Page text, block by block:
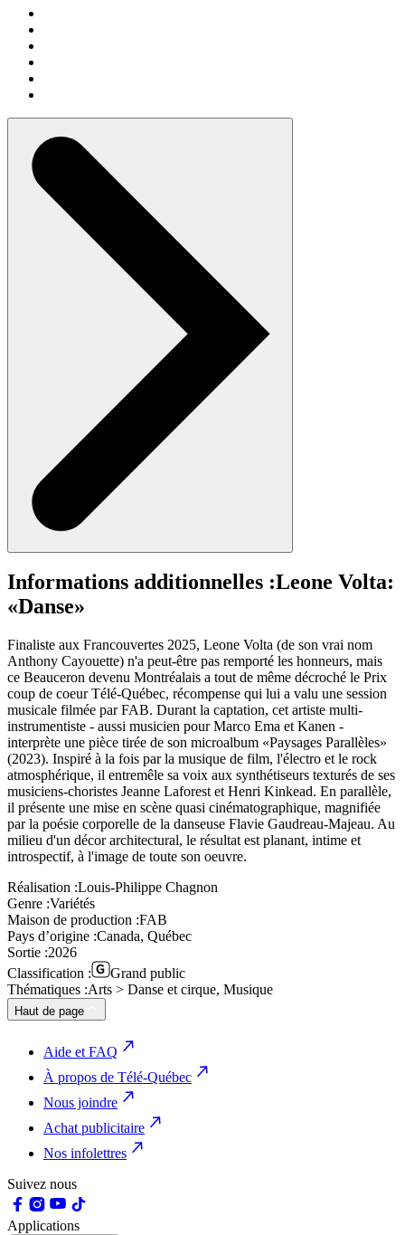
Informations additionnelles :Leone Volta:
«Danse»
Finaliste aux Francouvertes 2025, Leone Volta (de son vrai nom
Anthony Cayouette) n'a peut-être pas remporté les honneurs, mais
ce Beauceron devenu Montréalais a tout de même décroché le Prix
coup de coeur Télé-Québec, récompense qui lui a valu une session
musicale filmée par FAB. Durant la captation, cet artiste multi-
instrumentiste - aussi musicien pour Marco Ema et Kanen -
interprète une pièce tirée de son microalbum «Paysages Parallèles»
(2023). Inspiré à la fois par la musique de film, l'électro et le rock
atmosphérique, il entremêle sa voix aux synthétiseurs texturés de ses
musiciens-choristes Jeanne Laforest et Henri Kinkead. En parallèle,
il présente une mise en scène quasi cinématographique, magnifiée
par la poésie corporelle de la danseuse Flavie Gaudreau-Majeau. Au
milieu d'un décor architectural, le résultat est planant, intime et
introspectif, à l'image de toute son oeuvre.
Réalisation :Louis-Philippe Chagnon
Genre :Variétés
Maison de production :FAB
Pays d’origine :Canada, Québec
Sortie :2026
Classification :
Grand public
Thématiques :Arts > Danse et cirque, Musique
Haut de page
Aide et FAQ
À propos de Télé-Québec
Nous joindre
Achat publicitaire
Nos infolettres
Suivez nous
Applications